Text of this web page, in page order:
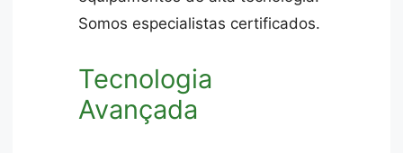
Somos especialistas certificados.
Tecnologia
Avançada